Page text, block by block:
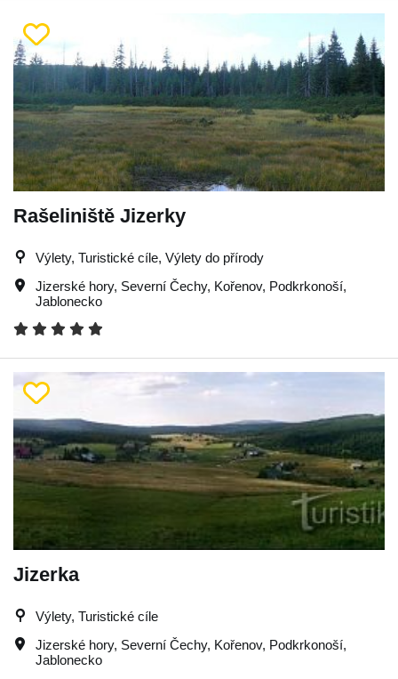
Rašeliniště Jizerky
Výlety, Turistické cíle, Výlety do přírody
Jizerské hory, Severní Čechy, Kořenov, Podkrkonoší,
Jablonecko
Jizerka
Výlety, Turistické cíle
Jizerské hory, Severní Čechy, Kořenov, Podkrkonoší,
Jablonecko